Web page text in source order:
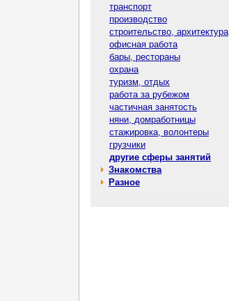
транспорт
производство
строительство, архитектура
офисная работа
бары, рестораны
охрана
туризм, отдых
работа за рубежом
частичная занятость
няни, домработницы
стажировка, волонтеры
грузчики
другие сферы занятий
Знакомства
Разное